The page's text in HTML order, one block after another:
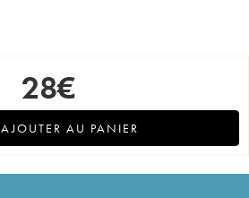
28€
AJOUTER AU PANIER